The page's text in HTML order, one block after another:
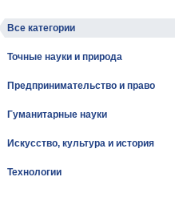
Все категории
Точные науки и природа
Предпринимательство и право
Гуманитарные науки
Искусство, культура и история
Технологии